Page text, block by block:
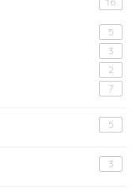
5
3
2
7
5
3